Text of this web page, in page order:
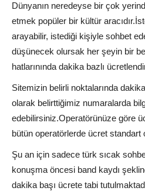
Dünyanın neredeyse bir çok
etmek popüler bir kültür
arayabilir, istediği kişiyle sohbet
düşünecek olursak her şeyin bir
hatlarınında dakika bazlı
Sitemizin belirli noktalarında
olarak belirttiğimiz numaralarda
edebilirsiniz.Operatörünüze göre
bütün operatörlerde ücret standart
Şu an için sadece türk sıcak
konuşma öncesi band kaydı
dakika başı ücrete tabi